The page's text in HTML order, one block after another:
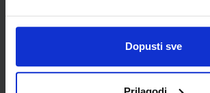
Dopusti sve